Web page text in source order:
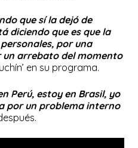
que sí la dejó de
diciendo que es que la
por una
un arrebato del momento
en su programa.
Perú, estoy en Brasil, yo
por un problema interno